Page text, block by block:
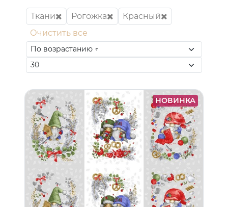
Ткани Рогожка
Красный
Очистить все
НОВИНКА